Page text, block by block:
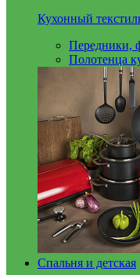
Кухонный
Передники,
Полотенца
Спальня и детская